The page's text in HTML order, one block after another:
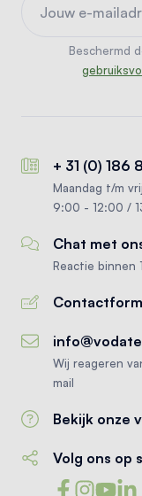
Beschermd
+ 31 (0) 186
Maandag t/m
9:00 - 12:00 /
Chat met
Reactie binnen
Wij reageren
mail
Bekijk onze
Volg ons op